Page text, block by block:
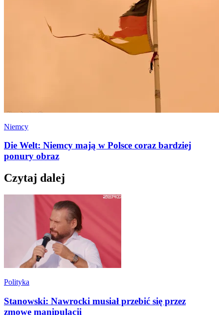
Niemcy
Die Welt: Niemcy mają w Polsce coraz bardziej
ponury obraz
Czytaj dalej
Polityka
Stanowski: Nawrocki musiał przebić się przez
zmowę manipulacji